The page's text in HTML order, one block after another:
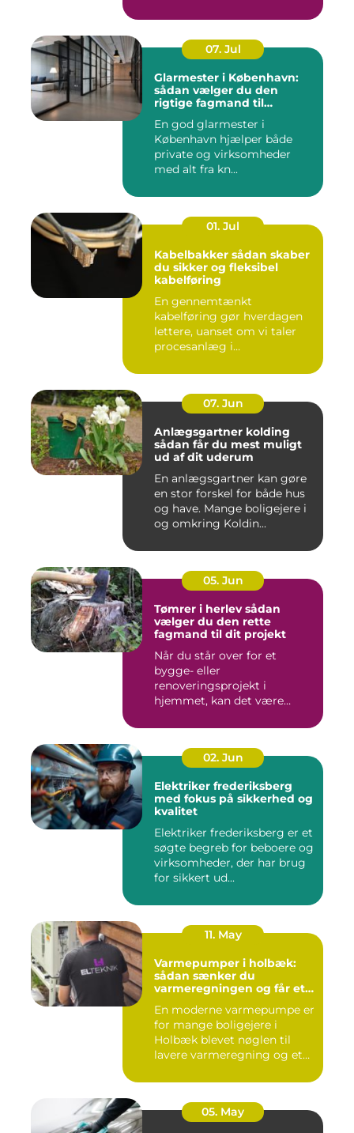
07. Jul
Glarmester i København:
sådan vælger du den
rigtige fagmand til
En god glarmester i
København hjælper både
private og virksomheder
med alt fra kn...
01. Jul
Kabelbakker sådan skaber
du sikker og fleksibel
kabelføring
En gennemtænkt
kabelføring gør hverdagen
lettere, uanset om vi taler
procesanlæg i
07. Jun
Anlægsgartner kolding
sådan får du mest muligt
ud af dit uderum
En anlægsgartner kan gøre
en stor forskel for både hus
og have. Mange boligejere i
og omkring Koldin...
05. Jun
Tømrer i herlev sådan
vælger du den rette
fagmand til dit projekt
Når du står over for et
bygge- eller
renoveringsprojekt i
hjemmet, kan det være
02. Jun
Elektriker frederiksberg
med fokus på sikkerhed og
kvalitet
Elektriker frederiksberg er et
søgte begreb for beboere og
virksomheder, der har brug
for sikkert ud...
11. May
Varmepumper i holbæk:
sådan sænker du
varmeregningen og får et
En moderne varmepumpe er
for mange boligejere i
Holbæk blevet nøglen til
lavere varmeregning og et
05. May